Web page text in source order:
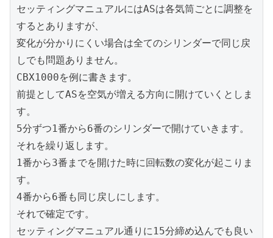
セッティングマニュアルにはASは各気筒ごとに調整を
するとありますが、
変化が分かりにくい場合は全てのシリンダーで同じ戻
しでも問題ありません。
CBX1000を例に書きます。
前提としてASを空気が増える方向に開けていくとしま
す。
5分ずつ1番から6番のシリンダーで開けていきます。
それを繰り返します。
1番から3番までを開けた時に回転数の変化が起こりま
す。
4番から6番も同じ戻しにします。
それで確定です。
セッティングマニュアル通りに15分締め込んでも良い